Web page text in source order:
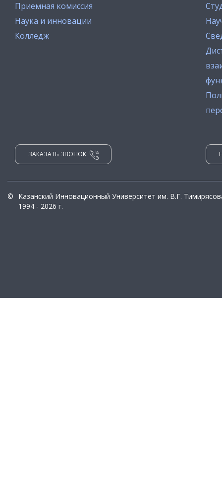
Приемная комиссия
Наука и инновации
Колледж
ЗАКАЗАТЬ ЗВОНОК
©
Казанский Инновационный Университет им. В.Г.
1994 - 2026 г.